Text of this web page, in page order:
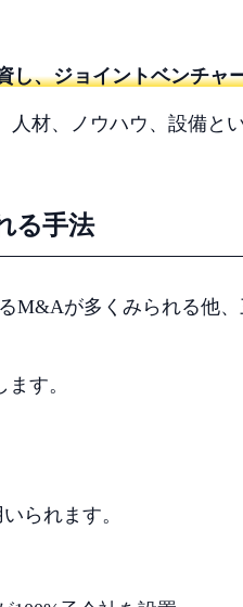
し、ジョイントベンチャ
材、ノウハウ、設備と
る手法
M&Aが多くみられる他
す。
られます。